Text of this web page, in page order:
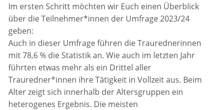
Im ersten Schritt möchten wir Euch einen Überblick
über die Teilnehmer*innen der Umfrage 2023/24
geben:
Auch in dieser Umfrage führen die Traurednerinnen
mit 78,6 % die Statistik an. Wie auch im letzten Jahr
führten etwas mehr als ein Drittel aller
Trauredner*innen ihre Tätigkeit in Vollzeit aus. Beim
Alter zeigt sich innerhalb der Altersgruppen ein
heterogenes Ergebnis. Die meisten